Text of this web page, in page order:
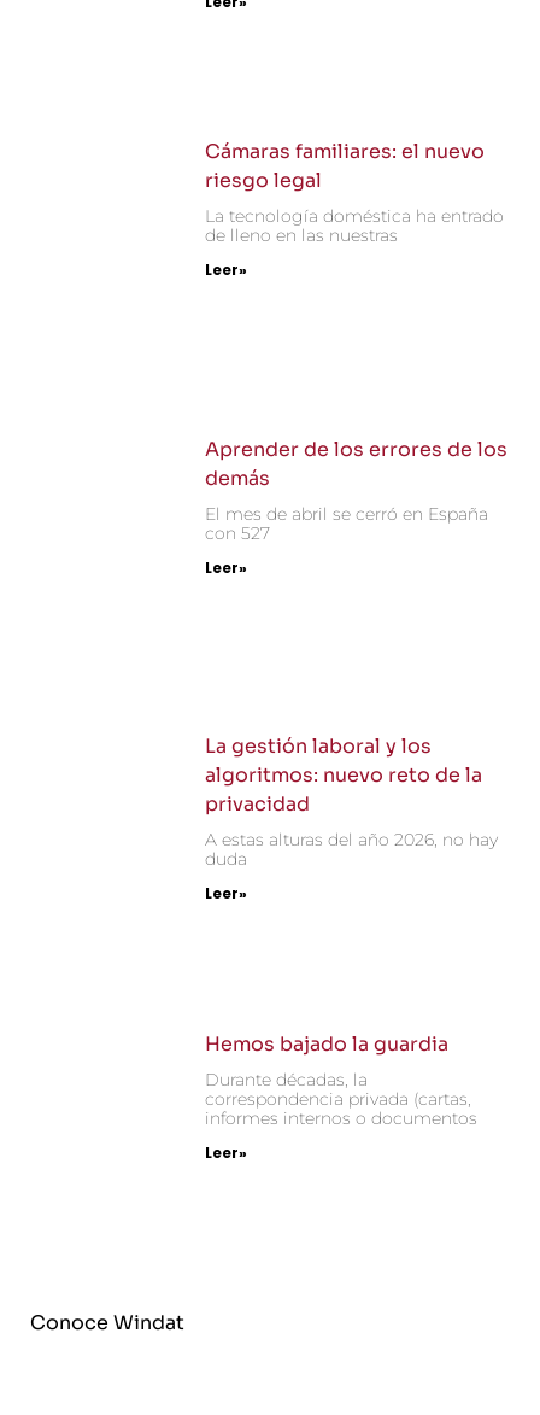
Cámaras familiares: el nuevo
riesgo legal
La tecnología doméstica ha entrado
de lleno en las nuestras
Leer»
Aprender de los errores de los
demás
El mes de abril se cerró en España
con 527
Leer»
La gestión laboral y los
algoritmos: nuevo reto de la
privacidad
A estas alturas del año 2026, no hay
duda
Leer»
Hemos bajado la guardia
Durante décadas, la
correspondencia privada (cartas,
informes internos o documentos
Leer»
Conoce Windat